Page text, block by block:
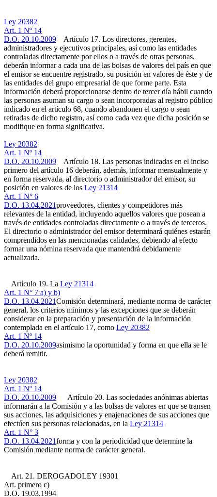
Ley 20382
Art. 1 Nº 14
D.O. 20.10.2009 Artículo 17. Los directores, gerentes,
administradores y ejecutivos principales, así como las entidades
controladas directamente por ellos o a través de otras personas,
deberán informar a cada una de las bolsas de valores del país en que
el emisor se encuentre registrado, su posición en valores de éste y de
las entidades del grupo empresarial de que forme parte. Esta
información deberá proporcionarse dentro de tercer día hábil cuando
las personas asuman su cargo o sean incorporadas al registro público
indicado en el artículo 68, cuando abandonen el cargo o sean
retiradas de dicho registro, así como cada vez que dicha posición se
modifique en forma significativa.
Ley 20382
Art. 1 Nº 14
D.O. 20.10.2009 Artículo 18. Las personas indicadas en el inciso
primero del artículo 16 deberán, además, informar mensualmente y
en forma reservada, al directorio o administrador del emisor, su
posición en valores de los Ley 21314
Art. 1 N° 6
D.O. 13.04.2021proveedores, clientes y competidores más
relevantes de la entidad, incluyendo aquellos valores que posean a
través de entidades controladas directamente o a través de terceros.
El directorio o administrador del emisor determinará quiénes estarán
comprendidos en las mencionadas calidades, debiendo al efecto
formar una nómina reservada que mantendrá debidamente
actualizada.
Artículo 19. La Ley 21314
Art. 1 N° 7 a) y b)
D.O. 13.04.2021Comisión determinará, mediante norma de carácter
general, los criterios mínimos y las excepciones que se deberán
considerar en la preparación y presentación de la información
contemplada en el artículo 17, como Ley 20382
Art. 1 Nº 14
D.O. 20.10.2009asimismo la oportunidad y forma en que ella se le
deberá remitir.
Ley 20382
Art. 1 Nº 14
D.O. 20.10.2009 Artículo 20. Las sociedades anónimas abiertas
informarán a la Comisión y a las bolsas de valores en que se transen
sus acciones, las adquisiciones y enajenaciones de sus acciones que
efectúen sus personas relacionadas, en la Ley 21314
Art. 1 N° 3
D.O. 13.04.2021forma y con la periodicidad que determine la
Comisión mediante norma de carácter general.
Art. 21. DEROGADOLEY 19301
Art. primero c)
D.O. 19.03.1994